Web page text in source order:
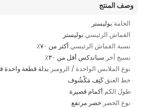
وصف المنتج
الخامة:بوليستر
القماش الرئيسي:بوليستر
نسبة القماش الرئيسي:أكثر من ٧٠٪
نسيج آخر:سباندكس أقل من ٣٠٪
نوع الملابس الواحدة / الرومبر:بدلة قطعة واحدة
خط العنق:كَتِف مَكْشُوف
طول الكم:أكمام قصيرة
نوع الخصر:خصر مرتفع